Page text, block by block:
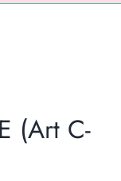
(Art C-